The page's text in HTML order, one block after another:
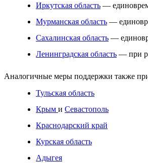
Иркутская область —
Мурманская область —
Сахалинская область —
Ленинградская область — при
Аналогичные меры поддержки также
Тульская область
Крым и Севастополь
Краснодарский край
Курская область
Адыгея